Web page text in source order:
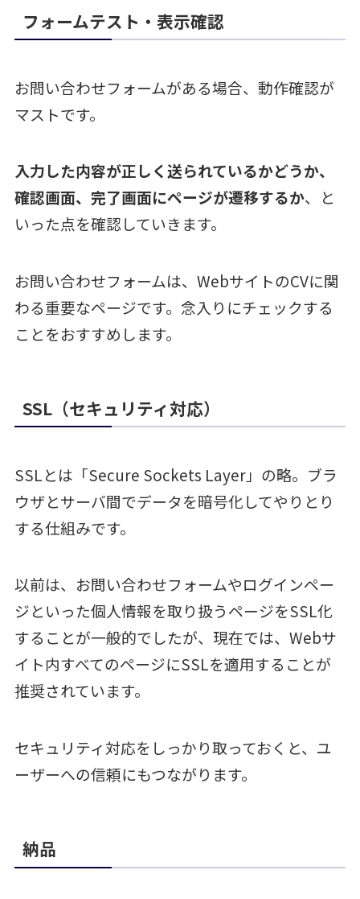
フォームテスト・表示確認
お問い合わせフォームがある場合、動作確認が
マストです。
入力した内容が正しく送られているかどうか、
確認画面、完了画面にページが遷移するか、と
いった点を確認していきます。
お問い合わせフォームは、WebサイトのCVに関
わる重要なページです。念入りにチェックする
ことをおすすめします。
SSL（セキュリティ対応）
SSLとは「Secure Sockets Layer」の略。ブラ
ウザとサーバ間でデータを暗号化してやりとり
する仕組みです。
以前は、お問い合わせフォームやログインペー
ジといった個人情報を取り扱うページをSSL化
することが一般的でしたが、現在では、Webサ
イト内すべてのページにSSLを適用することが
推奨されています。
セキュリティ対応をしっかり取っておくと、ユ
ーザーへの信頼にもつながります。
納品